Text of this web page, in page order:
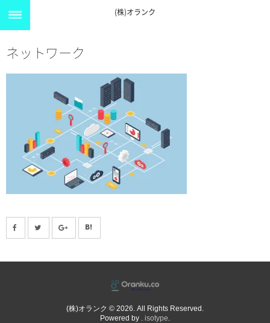
(株)オランク
ネットワーク
(株)オランク © 2026. All Rights Reserved.
Powered by . isotype.